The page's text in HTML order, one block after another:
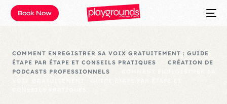
Book Now
COMMENT ENREGISTRER SA VOIX GRATUITEMENT : GUIDE
ÉTAPE PAR ÉTAPE ET CONSEILS PRATIQUES
CRÉATION DE
PODCASTS PROFESSIONNELS